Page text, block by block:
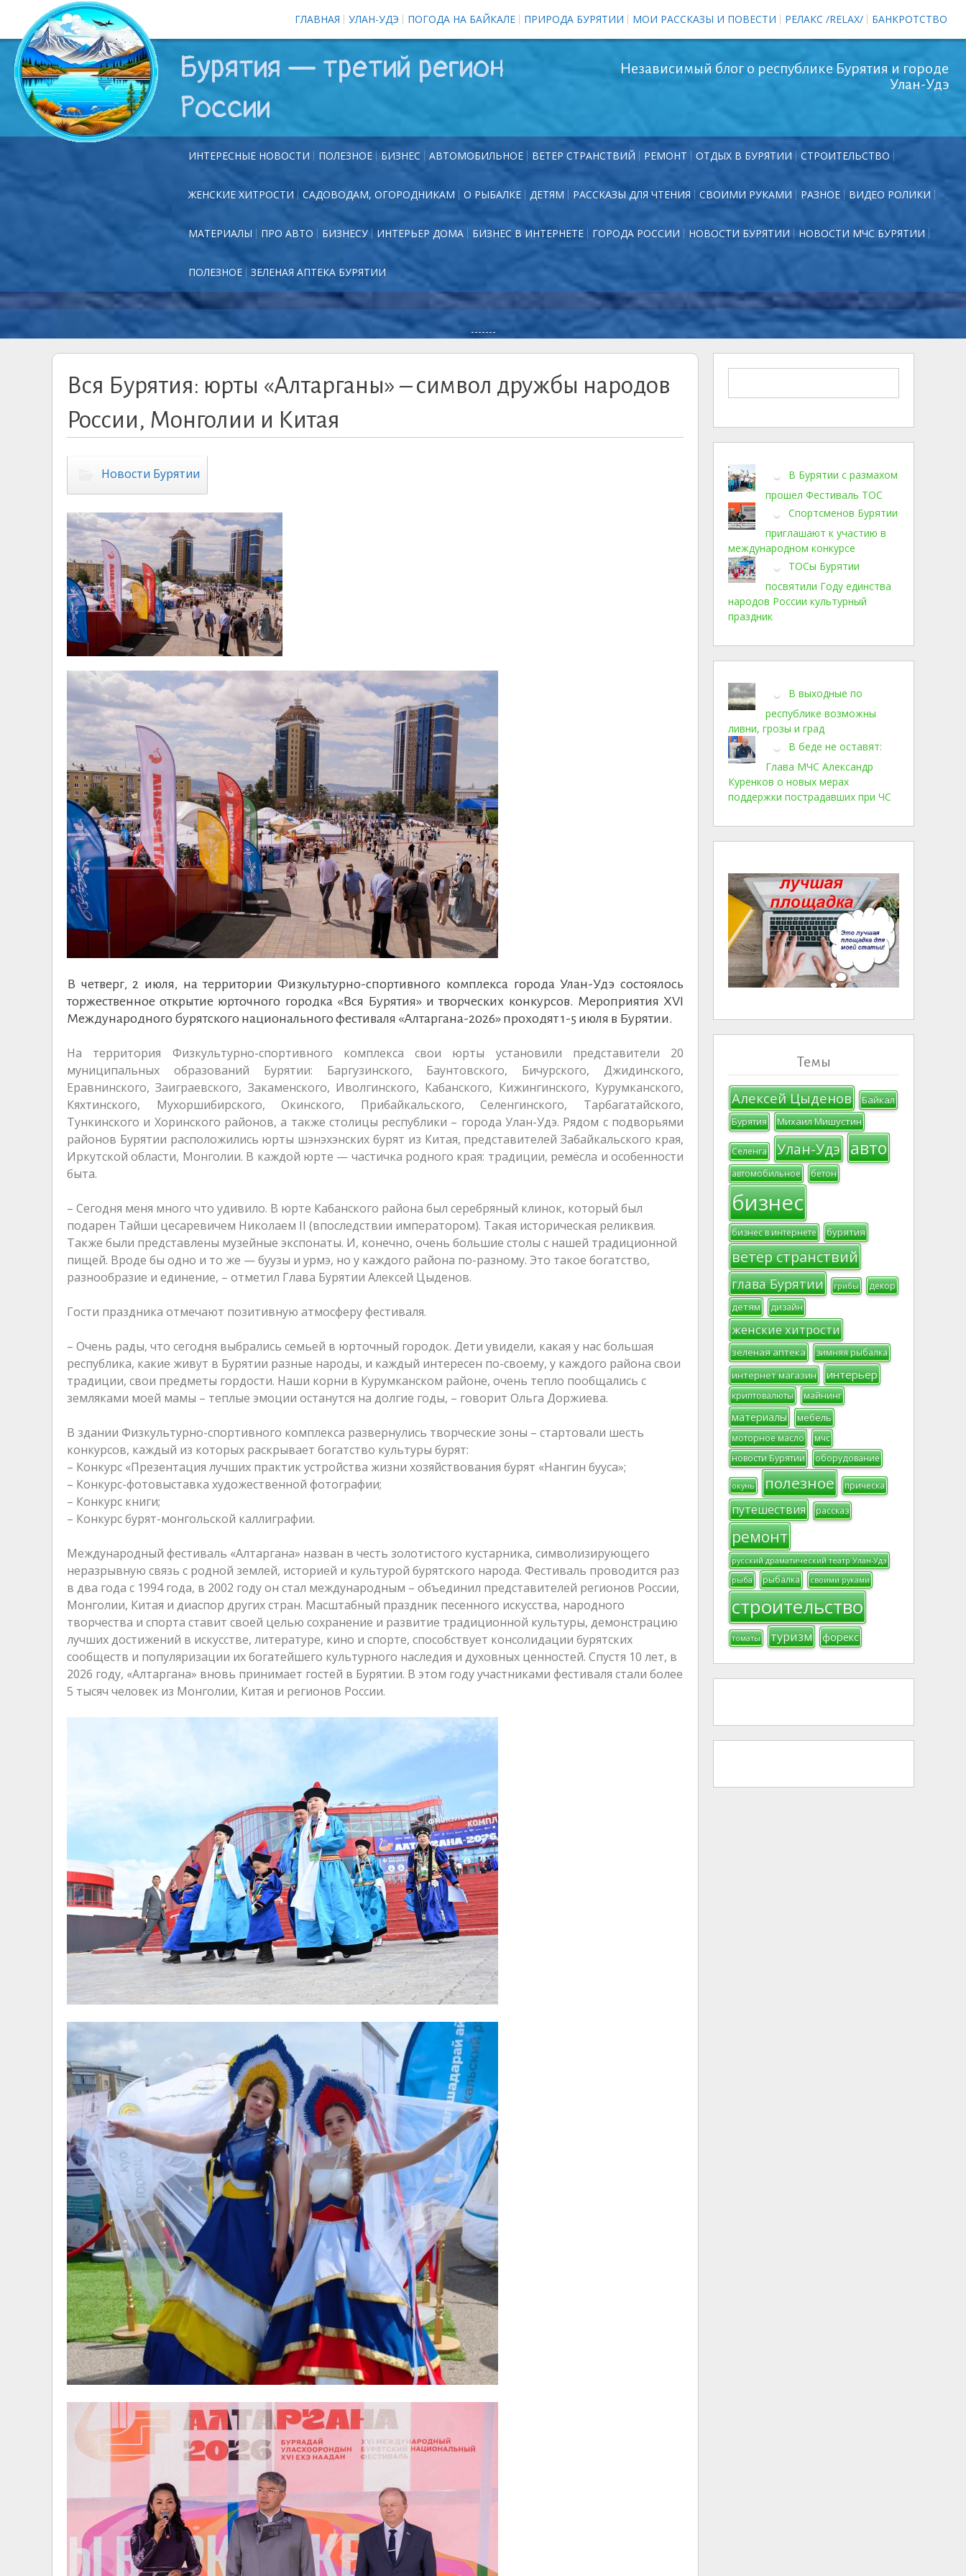
ГЛАВНАЯ УЛАН-УДЭ ПОГОДА НА БАЙКАЛЕ ПРИРОДА БУРЯТИИ МОИ РАССКАЗЫ И ПОВЕСТИ РЕЛАКС /RELAX/ БАНКРОТСТВО
Бурятия — третий регион
России
Независимый блог о республике Бурятия и городе
Улан-Удэ
ИНТЕРЕСНЫЕ НОВОСТИ ПОЛЕЗНОЕ БИЗНЕС АВТОМОБИЛЬНОЕ ВЕТЕР СТРАНСТВИЙ РЕМОНТ ОТДЫХ В БУРЯТИИ СТРОИТЕЛЬСТВО
ЖЕНСКИЕ ХИТРОСТИ САДОВОДАМ, ОГОРОДНИКАМ О РЫБАЛКЕ ДЕТЯМ РАССКАЗЫ ДЛЯ ЧТЕНИЯ СВОИМИ РУКАМИ РАЗНОЕ ВИДЕО РОЛИКИ
МАТЕРИАЛЫ ПРО АВТО БИЗНЕСУ ИНТЕРЬЕР ДОМА БИЗНЕС В ИНТЕРНЕТЕ ГОРОДА РОССИИ НОВОСТИ БУРЯТИИ НОВОСТИ МЧС БУРЯТИИ
ПОЛЕЗНОЕ ЗЕЛЕНАЯ АПТЕКА БУРЯТИИ
-------
Вся Бурятия: юрты «Алтарганы» – символ дружбы народов
России, Монголии и Китая
Новости Бурятии
В четверг, 2 июля, на территории Физкультурно-спортивного комплекса города Улан-Удэ состоялось
торжественное открытие юрточного городка «Вся Бурятия» и творческих конкурсов. Мероприятия XVI
Международного бурятского национального фестиваля «Алтаргана-2026» проходят 1-5 июля в Бурятии.
На территория Физкультурно-спортивного комплекса свои юрты установили представители 20
муниципальных образований Бурятии: Баргузинского, Баунтовского, Бичурского, Джидинского,
Еравнинского, Заиграевского, Закаменского, Иволгинского, Кабанского, Кижингинского, Курумканского,
Кяхтинского, Мухоршибирского, Окинского, Прибайкальского, Селенгинского, Тарбагатайского,
Тункинского и Хоринского районов, а также столицы республики – города Улан-Удэ. Рядом с подворьями
районов Бурятии расположились юрты шэнэхэнских бурят из Китая, представителей Забайкальского края,
Иркутской области, Монголии. В каждой юрте — частичка родного края: традиции, ремёсла и особенности
быта.
– Сегодня меня много что удивило. В юрте Кабанского района был серебряный клинок, который был
подарен Тайши цесаревичем Николаем II (впоследствии императором). Такая историческая реликвия.
Также были представлены музейные экспонаты. И, конечно, очень большие столы с нашей традиционной
пищей. Вроде бы одно и то же — буузы и урмэ, но у каждого района по-разному. Это такое богатство,
разнообразие и единение, – отметил Глава Бурятии Алексей Цыденов.
Гости праздника отмечают позитивную атмосферу фестиваля.
– Очень рады, что сегодня выбрались семьей в юрточный городок. Дети увидели, какая у нас большая
республика, какие живут в Бурятии разные народы, и каждый интересен по-своему, у каждого района свои
традиции, свои предметы гордости. Наши корни в Курумканском районе, очень тепло пообщались с
земляками моей мамы – теплые эмоции останутся на долгие годы, – говорит Ольга Доржиева.
В здании Физкультурно-спортивного комплекса развернулись творческие зоны – стартовали шесть
конкурсов, каждый из которых раскрывает богатство культуры бурят:
– Конкурс «Презентация лучших практик устройства жизни хозяйствования бурят «Нангин бууса»;
– Конкурс-фотовыставка художественной фотографии;
– Конкурс книги;
– Конкурс бурят-монгольской каллиграфии.
Международный фестиваль «Алтаргана» назван в честь золотистого кустарника, символизирующего
неразрывную связь с родной землей, историей и культурой бурятского народа. Фестиваль проводится раз
в два года с 1994 года, в 2002 году он стал международным – объединил представителей регионов России,
Монголии, Китая и диаспор других стран. Масштабный праздник песенного искусства, народного
творчества и спорта ставит своей целью сохранение и развитие традиционной культуры, демонстрацию
лучших достижений в искусстве, литературе, кино и спорте, способствует консолидации бурятских
сообществ и популяризации их богатейшего культурного наследия и духовных ценностей. Спустя 10 лет, в
2026 году, «Алтаргана» вновь принимает гостей в Бурятии. В этом году участниками фестиваля стали более
5 тысяч человек из Монголии, Китая и регионов России.
В Бурятии с размахом
прошел Фестиваль ТОС
Спортсменов Бурятии
приглашают к участию в
международном конкурсе
ТОСы Бурятии
посвятили Году единства
народов России культурный
праздник
В выходные по
республике возможны
ливни, грозы и град
В беде не оставят:
Глава МЧС Александр
Куренков о новых мерах
поддержки пострадавших при ЧС
Темы
Алексей Цыденов Байкал
Бурятия Михаил Мишустин
Селенга Улан-Удэ авто
автомобильное бетон
бизнес
бизнес в интернете бурятия
ветер странствий
глава Бурятии грибы декор
детям дизайн
женские хитрости
зеленая аптека зимняя рыбалка
интернет магазин интерьер
криптовалюты майнинг
материалы мебель
моторное масло
мчс
новости Бурятии
оборудование
окунь полезное прическа
путешествия рассказ
ремонт
русский драматический театр Улан-Удэ
рыба
рыбалка своими руками
строительство
томаты туризм форекс